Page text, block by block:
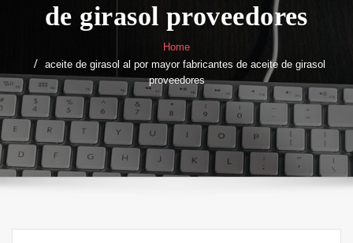
de girasol proveedores
Home
aceite de girasol al por mayor fabricantes de aceite de girasol
proveedores